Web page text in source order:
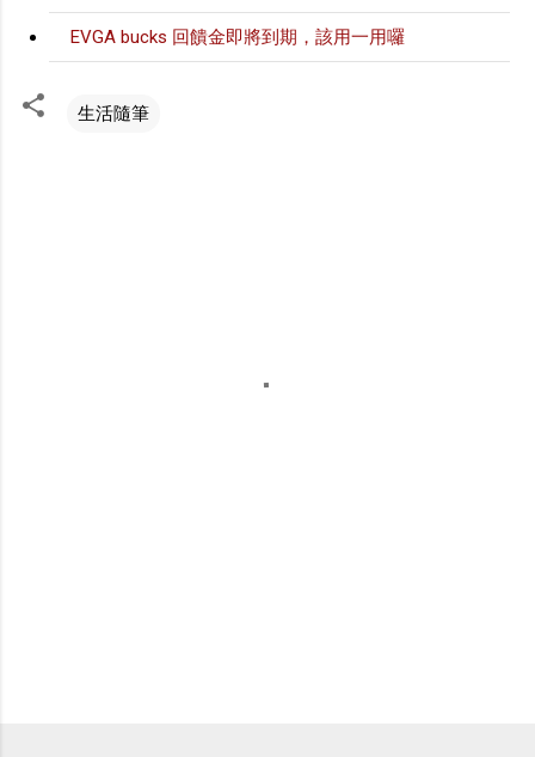
EVGA bucks 回饋金即將到期，該用一用囉
生活隨筆